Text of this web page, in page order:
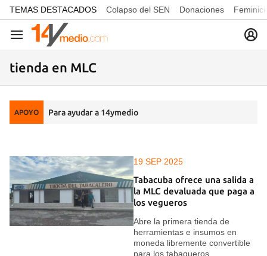
common.go-to-content
TEMAS DESTACADOS Colapso del SEN Donaciones
Navegación
tienda en MLC
APOYO Para ayudar a 14ymedio
19 SEP 2025
Tabacuba ofrece una salida a
la MLC devaluada que paga a
los vegueros
Abre la primera tienda de
herramientas e insumos en
moneda libremente convertible
para los tabaqueros